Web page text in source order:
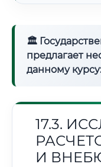
🏛
предлагает
данному курсу:
17.3.
И